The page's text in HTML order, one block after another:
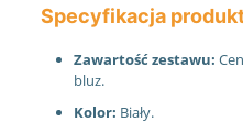
Specyfikacja
Zawartość zestawu:
bluz.
Kolor: Biały.